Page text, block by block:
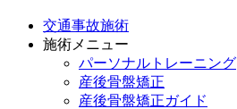
交通事故施術
施術メニュー
パーソナルトレーニング
産後骨盤矯正
産後骨盤矯正ガイド